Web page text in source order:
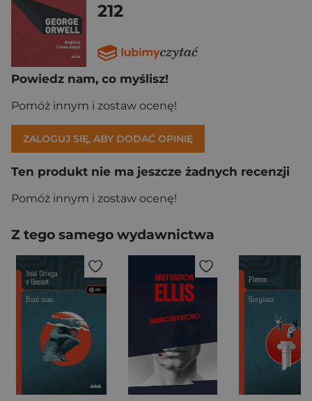
212
Powiedz nam, co myślisz!
Pomóż innym i zostaw ocenę!
ZALOGUJ SIĘ, ABY DODAĆ OPINIĘ
Ten produkt nie ma jeszcze żadnych recenzji
Pomóż innym i zostaw ocenę!
Z tego samego wydawnictwa